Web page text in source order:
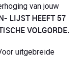
van jouw
LIJST HEEFT 57
VOLGORDE.
uitgebreide